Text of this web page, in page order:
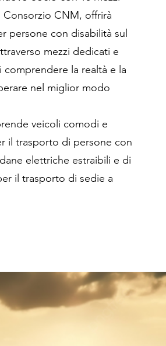
CNM, offrirà
persone con disabilità sul
mezzi dedicati e
la realtà e la
nel miglior modo
veicoli comodi e
il trasporto di persone con
elettriche estraibili e di
il trasporto di sedie a